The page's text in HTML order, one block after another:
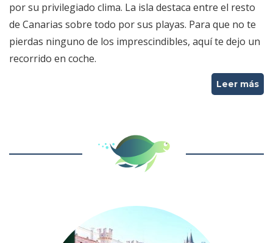
por su privilegiado clima. La isla destaca entre el resto
de Canarias sobre todo por sus playas. Para que no te
pierdas ninguno de los imprescindibles, aquí te dejo un
recorrido en coche.
Leer más